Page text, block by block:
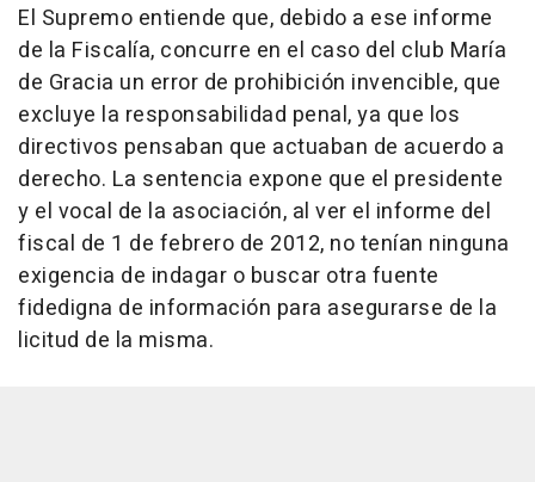
El Supremo entiende que, debido a ese informe
de la Fiscalía, concurre en el caso del club María
de Gracia un error de prohibición invencible, que
excluye la responsabilidad penal, ya que los
directivos pensaban que actuaban de acuerdo a
derecho. La sentencia expone que el presidente
y el vocal de la asociación, al ver el informe del
fiscal de 1 de febrero de 2012, no tenían ninguna
exigencia de indagar o buscar otra fuente
fidedigna de información para asegurarse de la
licitud de la misma.